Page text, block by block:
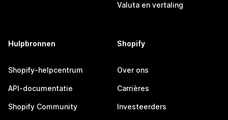
Valuta en vertaling
Hulpbronnen
Shopify-helpcentrum
API-documentatie
Shopify Community
Shopify
Over ons
Carrières
Investeerders